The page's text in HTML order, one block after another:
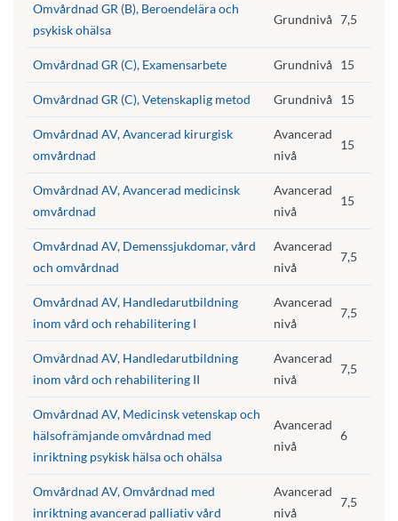
Omvårdnad GR (B), Beroendelära och
psykisk ohälsa
Grundnivå 7,5
Omvårdnad GR (C), Examensarbete Grundnivå 15
Omvårdnad GR (C), Vetenskaplig metod Grundnivå 15
Omvårdnad AV, Avancerad kirurgisk
omvårdnad
Avancerad
nivå
15
Omvårdnad AV, Avancerad medicinsk
omvårdnad
Avancerad
nivå
15
Omvårdnad AV, Demenssjukdomar, vård
och omvårdnad
Avancerad
nivå
7,5
Omvårdnad AV, Handledarutbildning
inom vård och rehabilitering I
Avancerad
nivå
7,5
Omvårdnad AV, Handledarutbildning
inom vård och rehabilitering II
Avancerad
nivå
7,5
Omvårdnad AV, Medicinsk vetenskap och
hälsofrämjande omvårdnad med
inriktning psykisk hälsa och ohälsa
Avancerad
nivå
6
Omvårdnad AV, Omvårdnad med
inriktning avancerad palliativ vård
Avancerad
nivå
7,5